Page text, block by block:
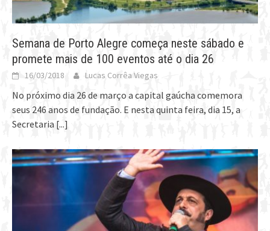
Semana de Porto Alegre começa neste sábado e
promete mais de 100 eventos até o dia 26
16/03/2018 Lucas Corrêa Viegas
No próximo dia 26 de março a capital gaúcha comemora
seus 246 anos de fundação. E nesta quinta feira, dia 15, a
Secretaria [...]